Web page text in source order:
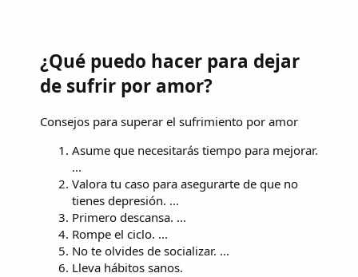
¿Qué puedo hacer para dejar
de sufrir por amor?
Consejos para superar el sufrimiento por amor
Asume que necesitarás tiempo para mejorar.
...
Valora tu caso para asegurarte de que no
tienes depresión. ...
Primero descansa. ...
Rompe el ciclo. ...
No te olvides de socializar. ...
Lleva hábitos sanos.